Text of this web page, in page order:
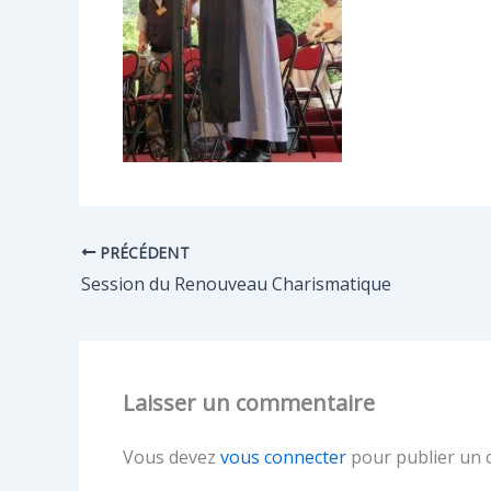
PRÉCÉDENT
Session du Renouveau Charismatique
Laisser un commentaire
Vous devez vous connecter pour publier un